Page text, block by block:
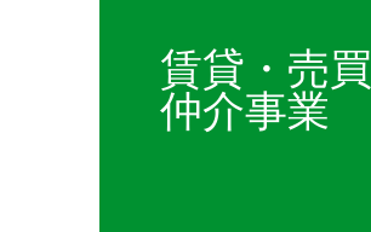
賃貸・売買
仲介事業